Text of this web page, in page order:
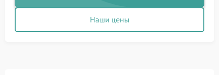
Наши цены